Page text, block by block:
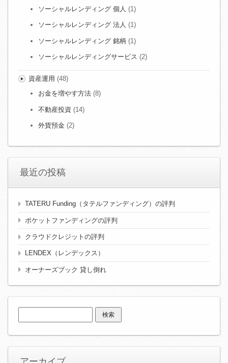
ソーシャルレンディング 個人 (1)
ソーシャルレンディング 法人 (1)
ソーシャルレンディング 銘柄 (1)
ソーシャルレンディングサービス (2)
資産運用 (48)
お金を増やす方法 (8)
不動産投資 (14)
外貨預金 (2)
最近の投稿
TATERU Funding（タテルファンディング）の評判
ポケットファンディングの評判
クラウドクレジットの評判
LENDEX（レンデックス）
オーナーズブック 貸し倒れ
索: